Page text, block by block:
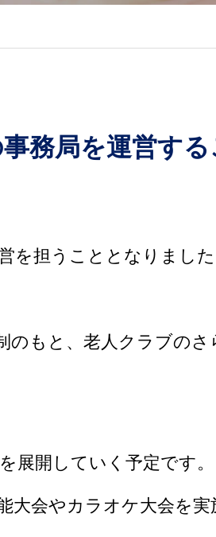
務局を運営す
を担うこととなりました
のもと、老人クラブのさ
展開していく予定です。
会やカラオケ大会を実